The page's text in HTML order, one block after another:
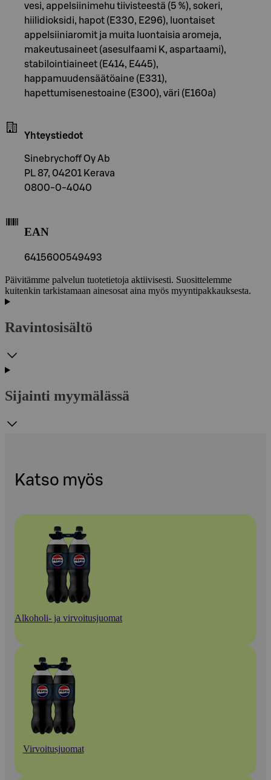
vesi, appelsiinimehu tiivisteestä (5 %), sokeri,
hiilidioksidi, hapot (E330, E296), luontaiset
appelsiiniaromit ja muita luontaisia aromeja,
makeutusaineet (asesulfaami K, aspartaami),
stabilointiaineet (E414, E445),
happamuudensäätöaine (E331),
hapettumisenestoaine (E300), väri (E160a)
Yhteystiedot
Sinebrychoff Oy Ab
PL 87, 04201 Kerava
0800-0-4040
EAN
6415600549493
Päivitämme palvelun tuotetietoja aktiivisesti. Suosittelemme
kuitenkin tarkistamaan ainesosat aina myös myyntipakkauksesta.
Ravintosisältö
Sijainti myymälässä
Katso myös
Alkoholi- ja virvoitusjuomat
Virvoitusjuomat